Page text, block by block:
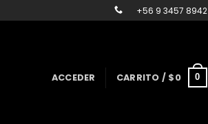
+56 9 3457 8942
ACCEDER CARRITO / $0 0